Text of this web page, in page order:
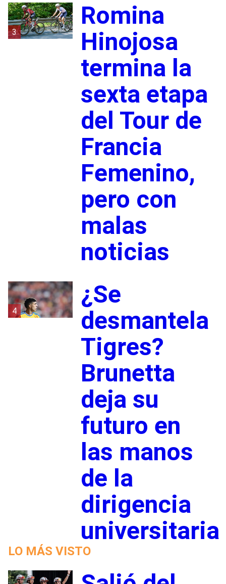
3
Romina
Hinojosa
termina la
sexta etapa
del Tour de
Francia
Femenino,
pero con
malas
noticias
4
¿Se
desmantela
Tigres?
Brunetta
deja su
futuro en
las manos
de la
dirigencia
universitaria
LO MÁS VISTO